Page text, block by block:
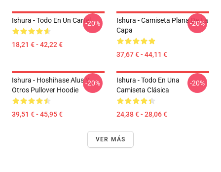
Ishura - Todo En Un Cartel
18,21 € - 42,22 €
-20%
Ishura - Camiseta Plana De La
Capa
37,67 € - 44,11 €
-20%
Ishura - Hoshihase Alus Y
Otros Pullover Hoodie
39,51 € - 45,95 €
-20%
Ishura - Todo En Una
Camiseta Clásica
24,38 € - 28,06 €
-20%
VER MÁS